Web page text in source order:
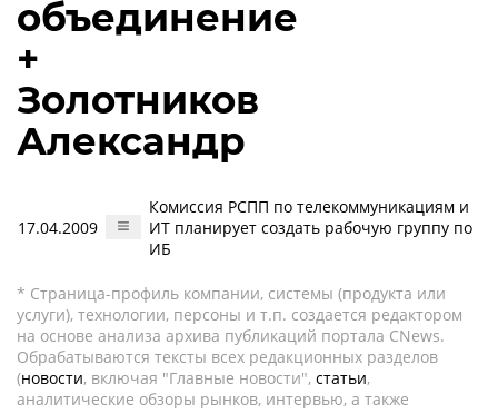
объединение
+
Золотников
Александр
17.04.2009
Комиссия РСПП по телекоммуникациям и
ИТ планирует создать рабочую группу по
ИБ
* Страница-профиль компании, системы (продукта или
услуги), технологии, персоны и т.п. создается редактором
на основе анализа архива публикаций портала CNews.
Обрабатываются тексты всех редакционных разделов
(новости, включая "Главные новости", статьи,
аналитические обзоры рынков, интервью, а также